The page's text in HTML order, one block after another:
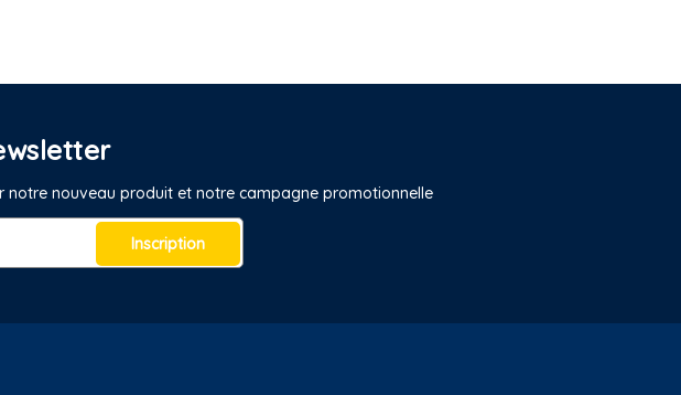
notre nouveau produit et notre campagne promotionnelle
Inscription